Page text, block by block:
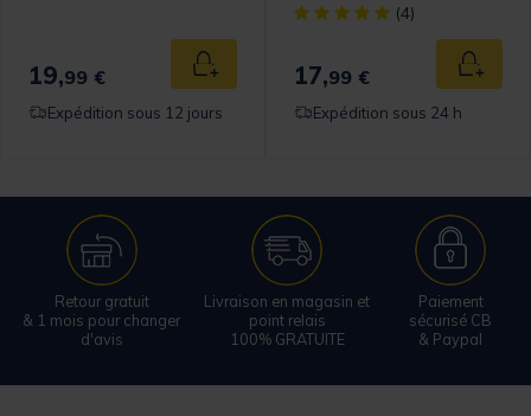
panier
19,99 € Ajouter au panier
Expédition sous 12 jours
[object Object] out of 5
(4)
17,99 €
Expédition sous 24 h
Retour gratuit
& 1 mois pour changer
d'avis
Livraison en magasin et
point relais
100% GRATUITE
Paiement
sécurisé CB
& Paypal